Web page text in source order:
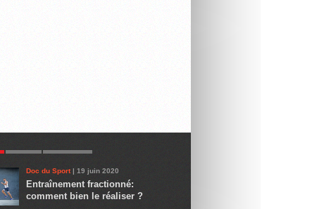
Doc du Sport| 19 juin 2020
Entraînement fractionné:
comment bien le réaliser ?